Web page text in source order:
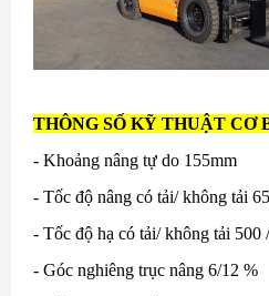
THÔNG SỐ KỸ THUẬT CƠ
- Khoảng nâng tự do 155mm
- Tốc độ nâng có tải/ không tải
- Tốc độ hạ có tải/ không tải 500
- Góc nghiêng trục nâng 6/12 %